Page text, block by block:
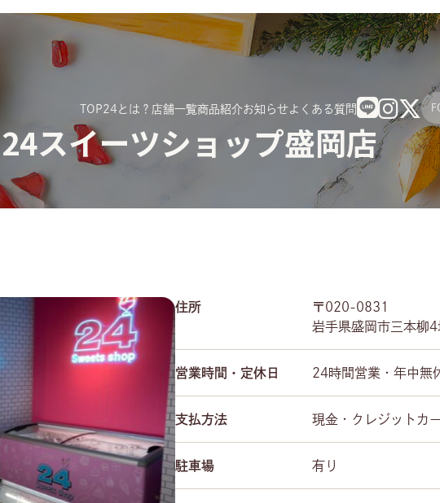
TOP24とは？ 店舗一覧商品紹介お知らせよくある質問
24スイーツショップ盛岡店
住所
〒020-0831
岩手県盛岡市三本柳
営業時間・定休日 24時間営業・年中無
支払方法 現金・クレジットカ
駐車場 有り